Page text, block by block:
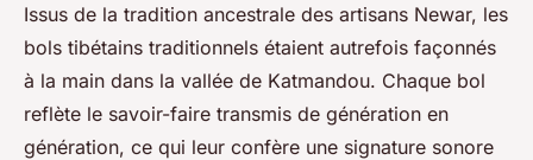
Issus de la tradition ancestrale des artisans Newar, les
bols tibétains traditionnels étaient autrefois façonnés
à la main dans la vallée de Katmandou. Chaque bol
reflète le savoir-faire transmis de génération en
génération, ce qui leur confère une signature sonore